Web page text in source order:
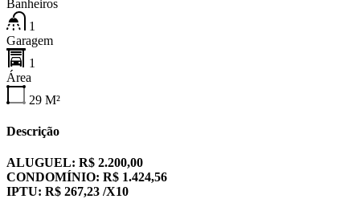
Banheiros
1
Garagem
1
Área
29 M²
Descrição
ALUGUEL: R$ 2.200,00
CONDOMÍNIO: R$ 1.424,56
IPTU: R$ 267,23 /X10